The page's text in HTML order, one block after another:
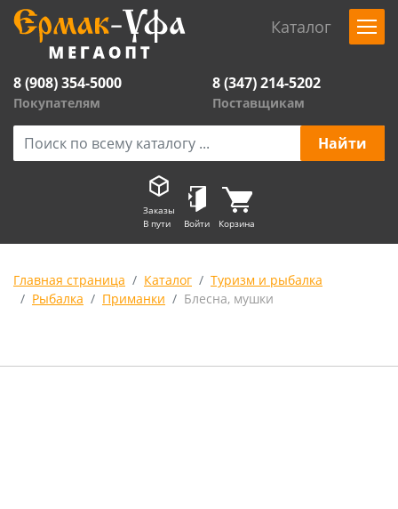
Каталог
8 (908) 354-5000
Покупателям
8 (347) 214-5202
Поставщикам
Заказы
В пути
Войти Корзина
Главная страница Каталог
Туризм и рыбалка
Рыбалка
Приманки Блесна, мушки